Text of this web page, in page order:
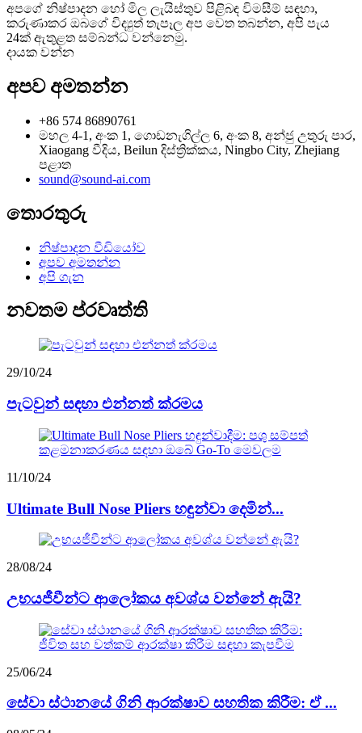
අපගේ නිෂ්පාදන හෝ මිල ලැයිස්තුව පිළිබඳ විමසීම් සඳහා,
කරුණාකර ඔබගේ විද්‍යුත් තැපෑල අප වෙත තබන්න, අපි පැය
24ක් ඇතුළත සම්බන්ධ වන්නෙමු.
දායක වන්න
අපව අමතන්න
+86 574 86890761
මහල 4-1, අංක 1, ගොඩනැගිල්ල 6, අංක 8, අන්ජු උතුරු පාර,
Xiaogang වීදිය, Beilun දිස්ත්‍රික්කය, Ningbo City, Zhejiang
පළාත
sound@sound-ai.com
තොරතුරු
නිෂ්පාදන වීඩියෝව
අපව අමතන්න
අපි ගැන
නවතම ප්රවෘත්ති
29/10/24
පැටවුන් සඳහා එන්නත් ක්රමය
11/10/24
Ultimate Bull Nose Pliers හඳුන්වා දෙමින්...
28/08/24
උභයජීවීන්ට ආලෝකය අවශ්ය වන්නේ ඇයි?
25/06/24
සේවා ස්ථානයේ ගිනි ආරක්ෂාව සහතික කිරීම: ඒ ...